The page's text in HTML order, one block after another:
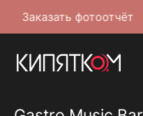
фотоотчёт